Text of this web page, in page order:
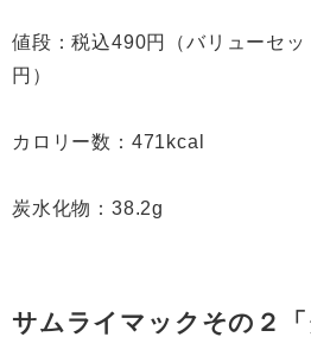
値段：税込490円（バリューセ
円）
カロリー数：471kcal
炭水化物：38.2g
サムライマックその２